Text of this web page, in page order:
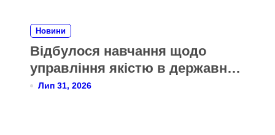
Новини
Відбулося навчання щодо
управління якістю в державних
органах України за моделлю
Лип 31, 2026